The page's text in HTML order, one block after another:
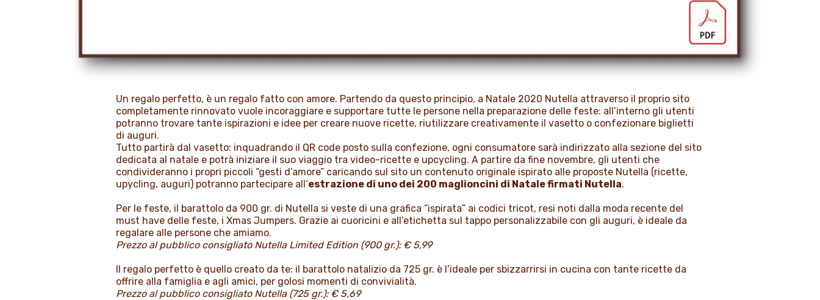
Un regalo perfetto, è un regalo fatto con amore. Partendo da questo principio, a Natale 2020 Nutella attraverso il proprio sito
completamente rinnovato vuole incoraggiare e supportare tutte le persone nella preparazione delle feste: all’interno gli utenti
potranno trovare tante ispirazioni e idee per creare nuove ricette, riutilizzare creativamente il vasetto o confezionare biglietti
di auguri.
Tutto partirà dal vasetto: inquadrando il QR code posto sulla confezione, ogni consumatore sarà indirizzato alla sezione del sito
dedicata al natale e potrà iniziare il suo viaggio tra video-ricette e upcycling. A partire da fine novembre, gli utenti che
condivideranno i propri piccoli “gesti d’amore” caricando sul sito un contenuto originale ispirato alle proposte Nutella (ricette,
upycling, auguri) potranno partecipare all’estrazione di uno dei 200 maglioncini di Natale firmati Nutella.
Per le feste, il barattolo da 900 gr. di Nutella si veste di una grafica “ispirata” ai codici tricot, resi noti dalla moda recente del
must have delle feste, i Xmas Jumpers. Grazie ai cuoricini e all’etichetta sul tappo personalizzabile con gli auguri, è ideale da
regalare alle persone che amiamo.
Prezzo al pubblico consigliato Nutella Limited Edition (900 gr.): € 5,99
Il regalo perfetto è quello creato da te: il barattolo natalizio da 725 gr. è l’ideale per sbizzarrirsi in cucina con tante ricette da
offrire alla famiglia e agli amici, per golosi momenti di convivialità.
Prezzo al pubblico consigliato Nutella (725 gr.): € 5,69